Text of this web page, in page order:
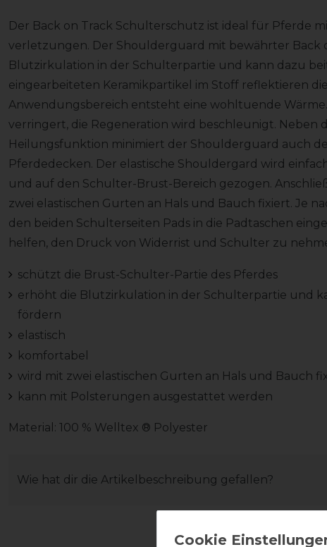
Der Back on Track Schulterschutz ist ideal für Pferde
verletzungen. Der Shoulderguard mit bewährter Back
Blutzirkulation in der Schulterpartie und kann dazu
eingearbeiteten Keramikpartikel im Stoff reflektieren
Anwendungsbereich entsteht eine wohltuende
verringert, die Regeneration wird beschleunigt. Neben
Heilungsfunktion minimiert der Shoulderguard auch
Pferdedecken. Der elastische Shouldergard wird
und auf den Schulter-Brust-Bereich gezogen.
zwei elastischen Gurten an Hals und Bauch fixiert. Je
den beiden Schulterseiten Pads in die Padtaschen
helfen, den Druck von Widerrist und Schulter zu
schützt die Brust-Schulter-Partie des Pferdes
erhöht die Blutzirkulation in der Schulterpartie und
fördern
elastisch
komfortabel
wird mit zwei elastischen Gurten an Hals und Bauch
kann mit Polsterungen ausgestattet werden
Material: 100 % Welltex ® Polyester
Wie hat dir die Artikelbeschreibung gefallen?